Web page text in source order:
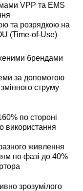
VPP та EMS
та розрядкою на
(Time-of-Use)
брендами
за допомогою
струму
по стороні
використання
живлення
по фазі до 40%
зрозумілого